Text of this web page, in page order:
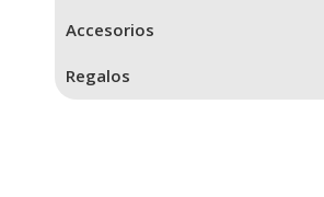
Accesorios
Regalos